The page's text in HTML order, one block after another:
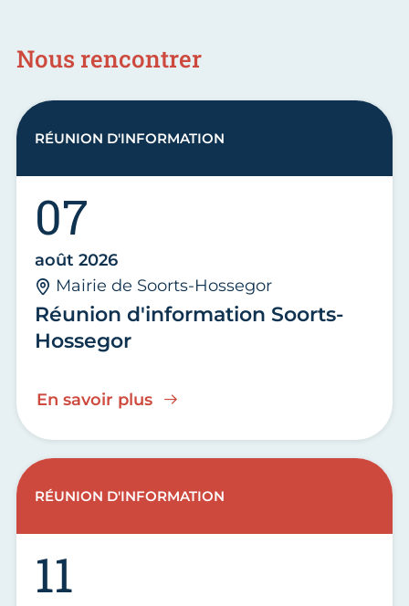
Nous rencontrer
Réunion d'information Soorts-
Hossegor
07
août 2026
Mairie de Soorts-Hossegor
En savoir plus
RÉUNION D'INFORMATION
11
RÉUNION D'INFORMATION